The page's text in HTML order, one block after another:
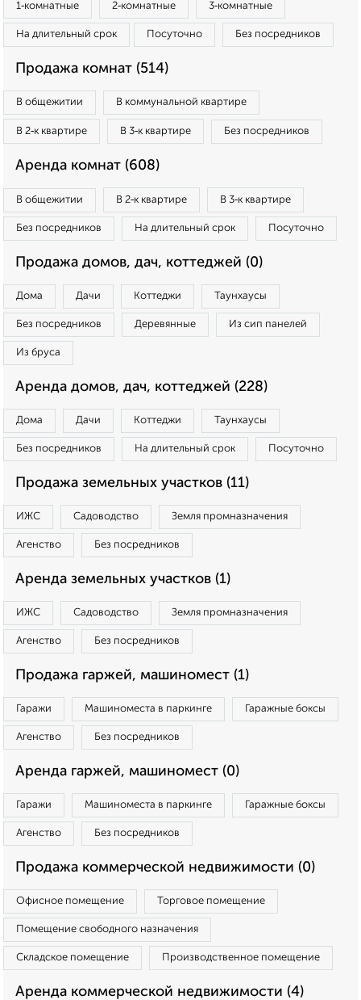
1‑комнатные 2‑комнатные 3‑комнатные
На длительный срок Посуточно Без посредников
Продажа комнат (514)
В общежитии В коммунальной квартире
В 2‑к квартире В 3‑к квартире Без посредников
Аренда комнат (608)
В общежитии В 2‑к квартире В 3‑к квартире
Без посредников На длительный срок Посуточно
Продажа домов, дач, коттеджей (0)
Дома Дачи Коттеджи Таунхаусы
Без посредников Деревянные Из сип панелей
Из бруса
Аренда домов, дач, коттеджей (228)
Дома Дачи Коттеджи Таунхаусы
Без посредников На длительный срок Посуточно
Продажа земельных участков (11)
ИЖС Садоводство Земля промназначения
Агенство Без посредников
Аренда земельных участков (1)
ИЖС Садоводство Земля промназначения
Агенство Без посредников
Продажа гаржей, машиномест (1)
Гаражи Машиноместа в паркинге Гаражные боксы
Агенство Без посредников
Аренда гаржей, машиномест (0)
Гаражи Машиноместа в паркинге Гаражные боксы
Агенство Без посредников
Продажа коммерческой недвижимости (0)
Офисное помещение Торговое помещение
Помещение свободного назначения
Складское помещение Производственное помещение
Аренда коммерческой недвижимости (4)